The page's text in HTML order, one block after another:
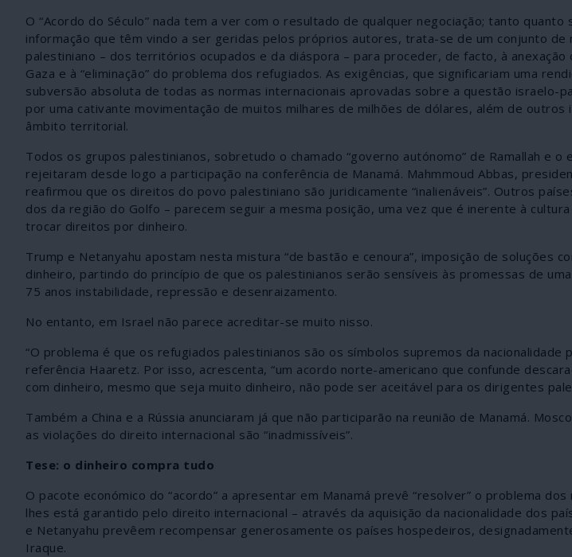
O “Acordo do Século” nada tem a ver com o resultado de qualquer negociação; tanto
informação que têm vindo a ser geridas pelos próprios autores, trata-se de um conjunto de
palestiniano – dos territórios ocupados e da diáspora – para proceder, de facto, à anexação
Gaza e à “eliminação” do problema dos refugiados. As exigências, que significariam uma
subversão absoluta de todas as normas internacionais aprovadas sobre a questão israelo-
por uma cativante movimentação de muitos milhares de milhões de dólares, além de outros
âmbito territorial.
Todos os grupos palestinianos, sobretudo o chamado “governo autónomo” de Ramallah e o
rejeitaram desde logo a participação na conferência de Manamá. Mahmmoud Abbas,
reafirmou que os direitos do povo palestiniano são juridicamente “inalienáveis”. Outros
dos da região do Golfo – parecem seguir a mesma posição, uma vez que é inerente à
trocar direitos por dinheiro.
Trump e Netanyahu apostam nesta mistura “de bastão e cenoura”, imposição de soluções
dinheiro, partindo do princípio de que os palestinianos serão sensíveis às promessas de
75 anos instabilidade, repressão e desenraizamento.
No entanto, em Israel não parece acreditar-se muito nisso.
“O problema é que os refugiados palestinianos são os símbolos supremos da nacionalidade
referência Haaretz. Por isso, acrescenta, “um acordo norte-americano que confunde
com dinheiro, mesmo que seja muito dinheiro, não pode ser aceitável para os dirigentes
Também a China e a Rússia anunciaram já que não participarão na reunião de Manamá.
as violações do direito internacional são “inadmissíveis”.
Tese: o dinheiro compra tudo
O pacote económico do “acordo” a apresentar em Manamá prevê “resolver” o problema
lhes está garantido pelo direito internacional – através da aquisição da nacionalidade dos
e Netanyahu prevêem recompensar generosamente os países hospedeiros,
Iraque.